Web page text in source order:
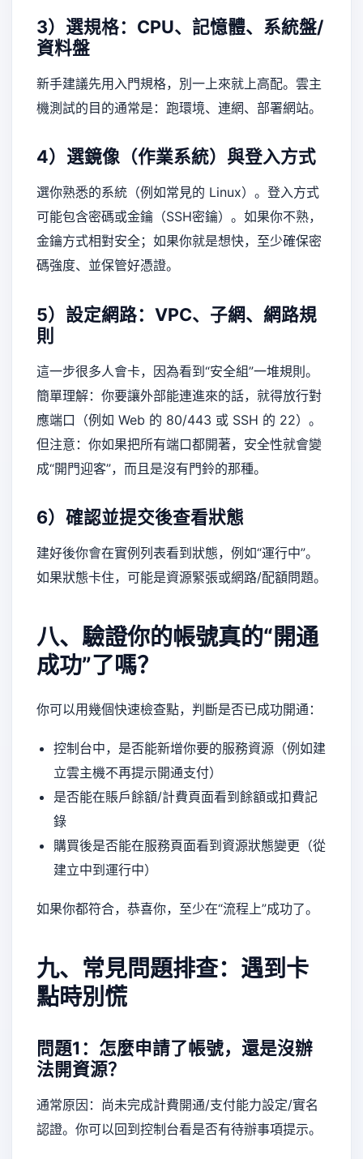
3）選規格：CPU、記憶體、系統盤/
資料盤
新手建議先用入門規格，別一上來就上高配。雲主
機測試的目的通常是：跑環境、連網、部署網站。
4）選鏡像（作業系統）與登入方式
選你熟悉的系統（例如常見的 Linux）。登入方式
可能包含密碼或金鑰（SSH密鑰）。如果你不熟，
金鑰方式相對安全；如果你就是想快，至少確保密
碼強度、並保管好憑證。
5）設定網路：VPC、子網、網路規
則
這一步很多人會卡，因為看到“安全組”一堆規則。
簡單理解：你要讓外部能連進來的話，就得放行對
應端口（例如 Web 的 80/443 或 SSH 的 22）。
但注意：你如果把所有端口都開著，安全性就會變
成“開門迎客”，而且是沒有門鈴的那種。
6）確認並提交後查看狀態
建好後你會在實例列表看到狀態，例如“運行中”。
如果狀態卡住，可能是資源緊張或網路/配額問題。
八、驗證你的帳號真的“開通
成功”了嗎？
你可以用幾個快速檢查點，判斷是否已成功開通：
控制台中，是否能新增你要的服務資源（例如建
立雲主機不再提示開通支付）
是否能在賬戶餘額/計費頁面看到餘額或扣費記
錄
購買後是否能在服務頁面看到資源狀態變更（從
建立中到運行中）
如果你都符合，恭喜你，至少在“流程上”成功了。
九、常見問題排查：遇到卡
點時別慌
問題1：怎麼申請了帳號，還是沒辦
法開資源？
通常原因：尚未完成計費開通/支付能力設定/實名
認證。你可以回到控制台看是否有待辦事項提示。